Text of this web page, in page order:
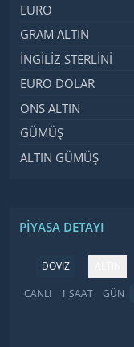
EURO
GRAM ALTIN
İNGILIZ STERLINI
EURO DOLAR
ONS ALTIN
GÜMÜŞ
ALTIN GÜMÜŞ
PIYASA DETAYI
DÖVİZ
CANLI
1 SAAT GÜN